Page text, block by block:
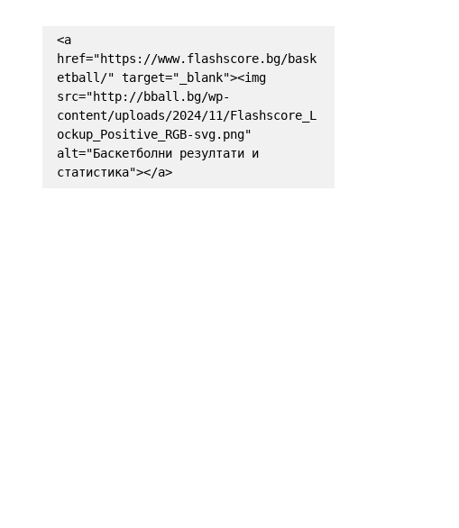
<a
href="https://www.flashscore.bg/bask
etball/" target="_blank"><img
src="http://bball.bg/wp-
content/uploads/2024/11/Flashscore_L
ockup_Positive_RGB-svg.png"
alt="Баскетболни резултати и
статистика"></a>